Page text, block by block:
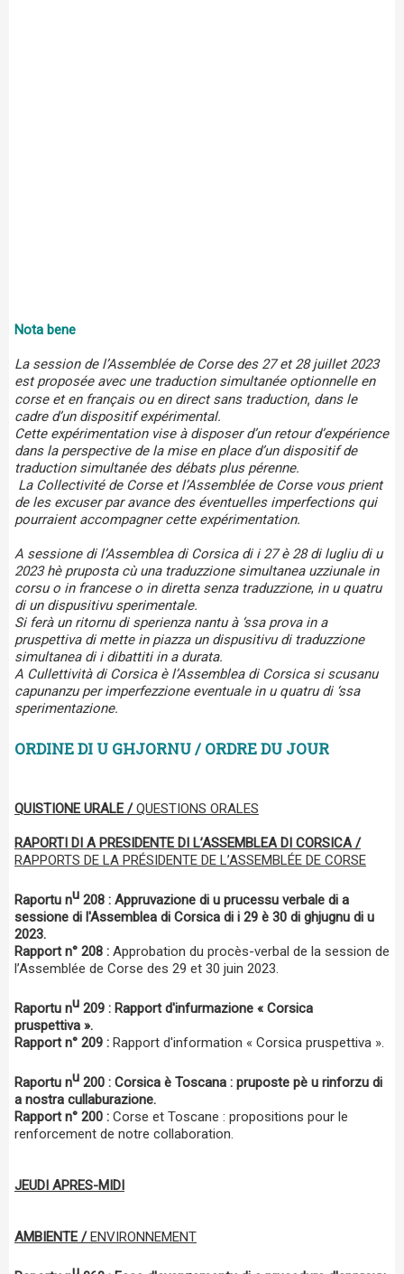
Nota bene
La session de l’Assemblée de Corse des 27 et 28 juillet 2023
est proposée avec une traduction simultanée optionnelle en
corse et en français ou en direct sans traduction, dans le
cadre d’un dispositif expérimental.
Cette expérimentation vise à disposer d’un retour d’expérience
dans la perspective de la mise en place d’un dispositif de
traduction simultanée des débats plus pérenne.
La Collectivité de Corse et l’Assemblée de Corse vous prient
de les excuser par avance des éventuelles imperfections qui
pourraient accompagner cette expérimentation.
A sessione di l’Assemblea di Corsica di i 27 è 28 di lugliu di u
2023 hè pruposta cù una traduzzione simultanea uzziunale in
corsu o in francese o in diretta senza traduzzione, in u quatru
di un dispusitivu sperimentale.
Si ferà un ritornu di sperienza nantu à ‘ssa prova in a
pruspettiva di mette in piazza un dispusitivu di traduzzione
simultanea di i dibattiti in a durata.
A Cullettività di Corsica è l’Assemblea di Corsica si scusanu
capunanzu per imperfezzione eventuale in u quatru di ‘ssa
sperimentazione.
ORDINE DI U GHJORNU / ORDRE DU JOUR
QUISTIONE URALE /QUESTIONS ORALES
RAPORTI DI A PRESIDENTE DI L’ASSEMBLEA DI CORSICA /
RAPPORTS DE LA PRÉSIDENTE DE L’ASSEMBLÉE DE CORSE
Raportu nu 208 : Appruvazione di u prucessu verbale di a
sessione di l'Assemblea di Corsica di i 29 è 30 di ghjugnu di u
2023.
Rapport n° 208 : Approbation du procès-verbal de la session de
l’Assemblée de Corse des 29 et 30 juin 2023.
Raportu nu 209 : Rapport d'infurmazione « Corsica
pruspettiva ».
Rapport n° 209 : Rapport d'information « Corsica pruspettiva ».
Raportu nu 200 : Corsica è Toscana : pruposte pè u rinforzu di
a nostra cullaburazione.
Rapport n° 200 : Corse et Toscane : propositions pour le
renforcement de notre collaboration.
JEUDI APRES-MIDI
AMBIENTE /ENVIRONNEMENT